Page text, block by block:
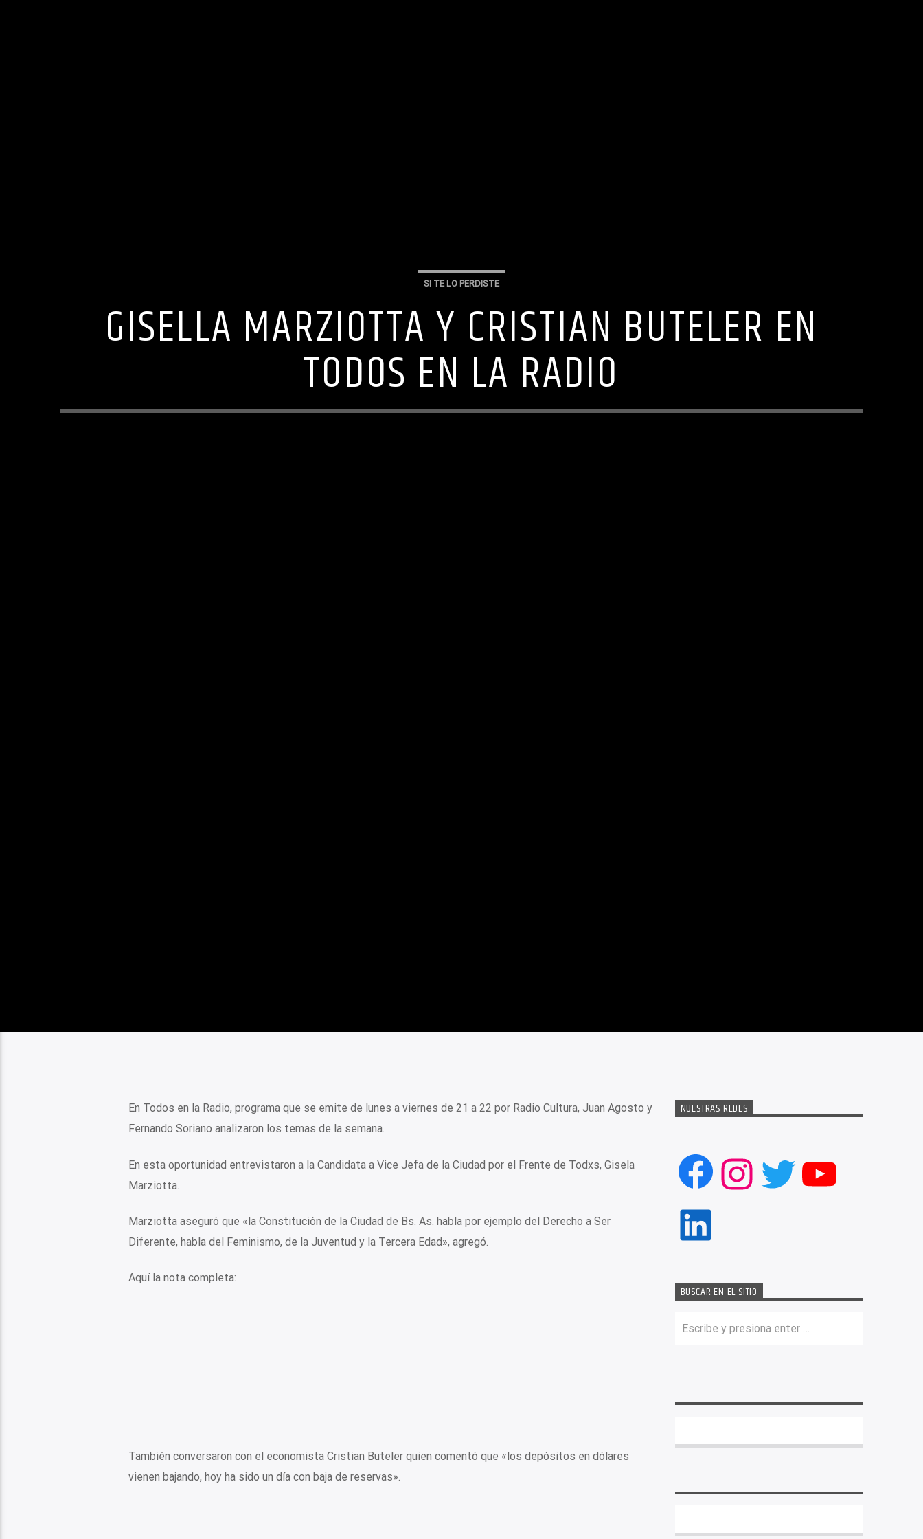
SI TE LO PERDISTE
GISELLA MARZIOTTA Y CRISTIAN BUTELER EN
TODOS EN LA RADIO
En Todos en la Radio, programa que se emite de lunes a viernes de 21 a 22 por Radio Cultura, Juan Agosto y
Fernando Soriano analizaron los temas de la semana.
En esta oportunidad entrevistaron a la Candidata a Vice Jefa de la Ciudad por el Frente de Todxs, Gisela
Marziotta.
Marziotta aseguró que «la Constitución de la Ciudad de Bs. As. habla por ejemplo del Derecho a Ser
Diferente, habla del Feminismo, de la Juventud y la Tercera Edad», agregó.
Aquí la nota completa:
También conversaron con el economista Cristian Buteler quien comentó que «los depósitos en dólares
vienen bajando, hoy ha sido un día con baja de reservas».
NUESTRAS REDES
Facebook
Instagram
Twitter
LinkedIn
BUSCAR EN EL SITIO